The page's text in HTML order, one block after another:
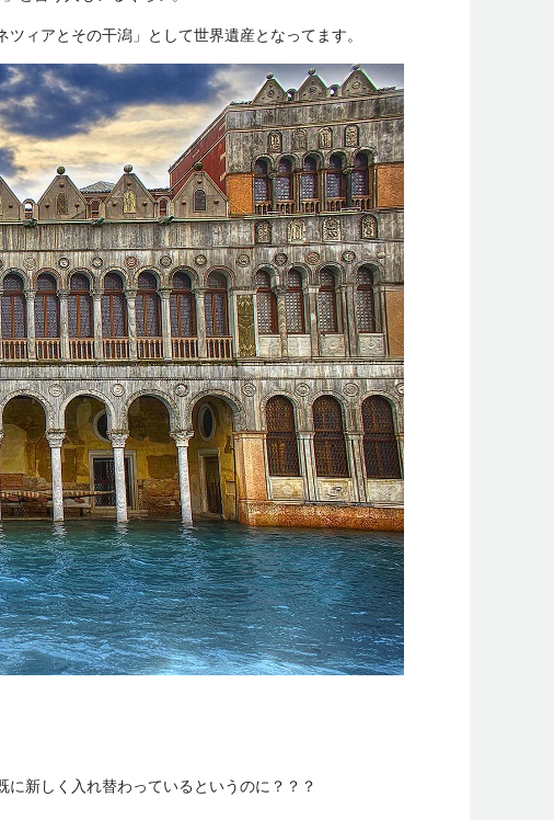
ィアとその干潟」として世界遺産となってます。
新しく入れ替わっているというのに？？？